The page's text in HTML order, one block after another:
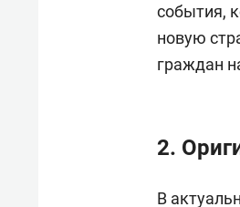
события,
новую
граждан
2.
В